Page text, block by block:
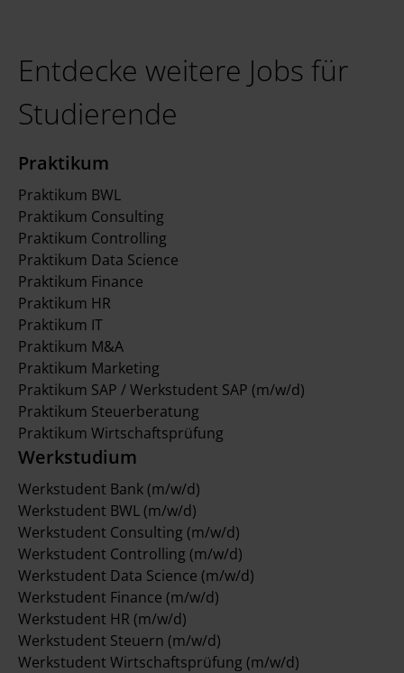
Entdecke weitere Jobs für
Studierende
Praktikum
Praktikum BWL
Praktikum Consulting
Praktikum Controlling
Praktikum Data Science
Praktikum Finance
Praktikum HR
Praktikum IT
Praktikum M&A
Praktikum Marketing
Praktikum SAP / Werkstudent SAP (m/w/d)
Praktikum Steuerberatung
Praktikum Wirtschaftsprüfung
Werkstudium
Werkstudent Bank (m/w/d)
Werkstudent BWL (m/w/d)
Werkstudent Consulting (m/w/d)
Werkstudent Controlling (m/w/d)
Werkstudent Data Science (m/w/d)
Werkstudent Finance (m/w/d)
Werkstudent HR (m/w/d)
Werkstudent Steuern (m/w/d)
Werkstudent Wirtschaftsprüfung (m/w/d)